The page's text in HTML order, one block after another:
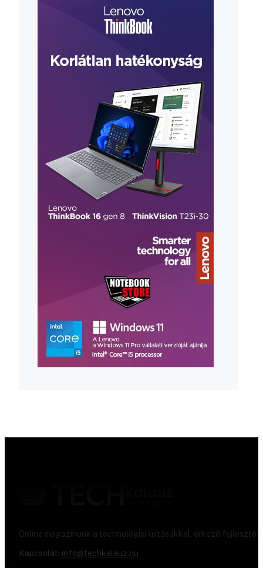
Online magazinunk a technológiai újításokkal, érkező
Kapcsolat: info@techkalauz.hu